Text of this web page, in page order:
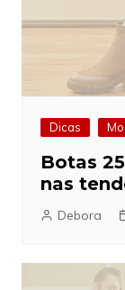
Dicas
Botas
nas
Debora